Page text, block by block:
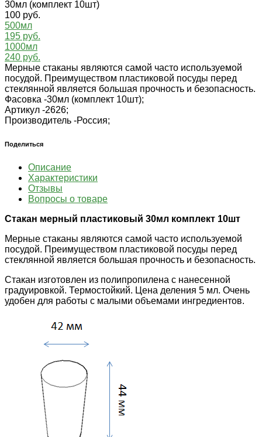
30мл (комплект 10шт)
100 руб.
500мл
195 руб.
1000мл
240 руб.
Мерные стаканы являются самой часто используемой
посудой. Преимуществом пластиковой посуды перед
стеклянной является большая прочность и безопасность.
Фасовка -30мл (комплект 10шт);
Артикул -2626;
Производитель -Россия;
Поделиться
Описание
Характеристики
Отзывы
Вопросы о товаре
Стакан мерный пластиковый 30мл комплект 10шт
Мерные стаканы являются самой часто используемой
посудой. Преимуществом пластиковой посуды перед
стеклянной является большая прочность и безопасность.
Стакан изготовлен из полипропилена с нанесенной
градуировкой. Термостойкий. Цена деления 5 мл. Очень
удобен для работы с малыми объемами ингредиентов.